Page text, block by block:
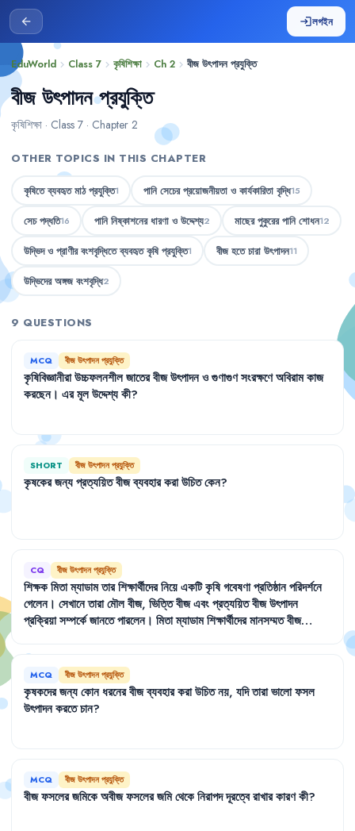
arrow_back loginলগইন
EduWorld chevron_right Class 7 chevron_right কৃষিশিক্ষা chevron_right Ch 2 chevron_right বীজ উৎপাদন প্রযুক্তি
বীজ উৎপাদন প্রযুক্তি
কৃষিশিক্ষা · Class 7 · Chapter 2
OTHER TOPICS IN THIS CHAPTER
কৃষিতে ব্যবহৃত মাঠ প্রযুক্তি1 পানি সেচের প্রয়োজনীয়তা ও কার্যকারিতা বৃদ্ধি15
সেচ পদ্ধতি16 পানি নিষ্কাশনের ধারণা ও উদ্দেশ্য2 মাছের পুকুরের পানি শোধন12
উদ্ভিদ ও প্রাণীর বংশবৃদ্ধিতে ব্যবহৃত কৃষি প্রযুক্তি1 বীজ হতে চারা উৎপাদন11
উদ্ভিদের অঙ্গজ বংশবৃদ্ধি2
9 QUESTIONS
MCQ বীজ উৎপাদন প্রযুক্তি
কৃষিবিজ্ঞানীরাউচ্চফলনশীলজাতেরবীজউৎপাদনওগুণাগুণসংরক্ষণেঅবিরামকাজ
করছেন। এরমূলউদ্দেশ্যকী?
SHORT বীজ উৎপাদন প্রযুক্তি
কৃষকেরজন্যপ্রত্যয়িতবীজব্যবহারকরাউচিতকেন?
CQ বীজ উৎপাদন প্রযুক্তি
শিক্ষকমিতাম্যাডামতারশিক্ষার্থীদেরনিয়েএকটিকৃষিগবেষণাপ্রতিষ্ঠানপরিদর্শনে
গেলেন। সেখানেতারামৌলবীজ, ভিত্তিবীজএবংপ্রত্যয়িতবীজউৎপাদন
প্রক্রিয়াসম্পর্কেজানতেপারলেন। মিতাম্যাডামশিক্ষার্থীদেরমানসম্মতবীজ
MCQ বীজ উৎপাদন প্রযুক্তি
কৃষকদেরজন্যকোনধরনেরবীজব্যবহারকরাউচিতনয়, যদিতারাভালোফসল
উৎপাদনকরতেচান?
MCQ বীজ উৎপাদন প্রযুক্তি
বীজফসলেরজমিকেঅবীজফসলেরজমিথেকেনিরাপদদূরত্বেরাখারকারণকী?